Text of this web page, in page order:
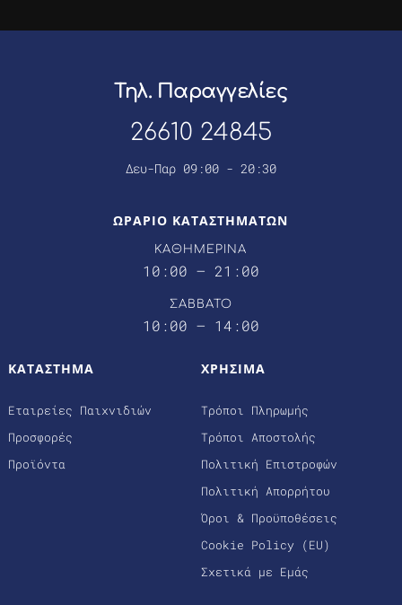
Τηλ. Παραγγελίες
26610 24845
Δευ-Παρ 09:00 - 20:30
ΩΡΑΡΙΟ ΚΑΤΑΣΤΗΜΑΤΩΝ
ΚΑΘΗΜΕΡΙΝΑ
10:00 – 21:00
ΣΑΒΒΑΤΟ
10:00 – 14:00
ΚΑΤΑΣΤΗΜΑ
Εταιρείες Παιχνιδιών
Προσφορές
Προϊόντα
ΧΡΗΣΙΜΑ
Τρόποι Πληρωμής
Τρόποι Αποστολής
Πολιτική Επιστροφών
Πολιτική Απορρήτου
Όροι & Προϋποθέσεις
Cookie Policy (EU)
Σχετικά με Εμάς